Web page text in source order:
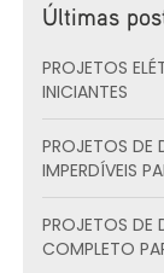
Últimas
PROJETOS ELÉTRICOS PREDIAIS: GUIA COMPLETO PARA
INICIANTES
PROJETOS DE DECORAÇÃO DE INTERIORES: DICAS
IMPERDÍVEIS
PROJETOS DE DECORAÇÃO DE INTERIORES: GUIA
COMPLETO